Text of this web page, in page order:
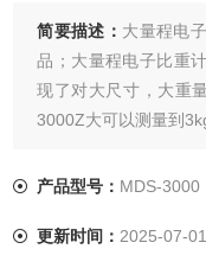
简要描述： 大量程电
品；大量程电子比重
现了对大尺寸，大重
3000Z大可以测量到
产品型号： MDS-3000
更新时间： 2025-07-01